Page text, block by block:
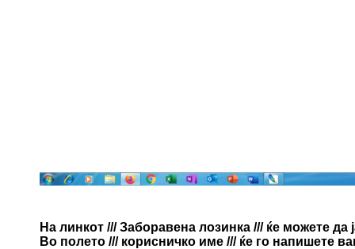
На линкот /// Заборавена лозинка /// ќе можете да
Во полето /// корисничко име /// ќе го напишете